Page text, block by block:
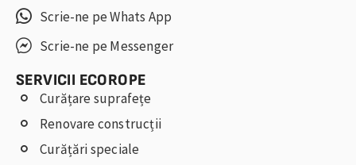
Scrie-ne pe Whats App
Scrie-ne pe Messenger
SERVICII ECOROPE
Curățare suprafețe
Renovare construcții
Curățări speciale